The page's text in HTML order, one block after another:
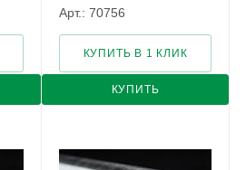
Арт.: 70756
КУПИТЬ
КУПИТЬ В 1 КЛИК